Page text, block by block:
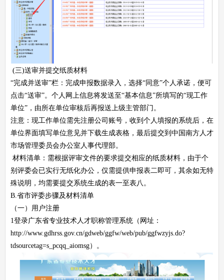
(三)送审并提交纸质材料
“完成并送审”栏：完成申报数据录入，选择“同意”个人承诺，便可
点击“送审”。个人网上信息将发送至“基本信息”所填写的“现工作
单位”，由所在单位审核后再报送上级主管部门。
注意：现工作单位需先注册公司账号，收到个人填报的系统后，在
单位界面填写单位意见并下载生成表格，最后提交到中国南方人才
市场管理委员会办公室人事代理部。
材料清单：需根据评审文件的要求提交相应的纸质材料，由于个
别评委会已实行无纸化办公，仅需提供申报表二即可，其余如无特
殊说明，均需要提交系统生成的表一至表八。
B.省市评委步骤及材料清单
（一）用户注册
1登录广东省专业技术人才职称管理系统（网址：
http://www.gdhrss.gov.cn/gdweb/ggfw/web/pub/ggfwzyjs.do?
tdsourcetag=s_pcqq_aiomsg）。